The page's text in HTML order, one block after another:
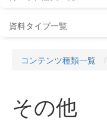
資料タイプ一覧
コンテンツ種類一覧
その他